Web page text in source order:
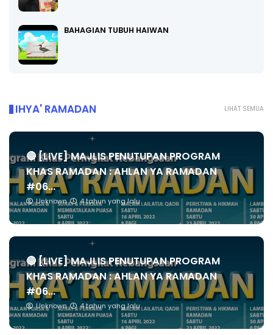
BAHAGIAN TUBUH HAIWAN
LIHAT SEMUA
IHYA' RAMADAN
🔴 [LIVE] MAJLIS PENUTUPAN PROGRAM
KHAS RAMADAN : AHLAN YA RAMADAN
#06...
Unknown 4 tahun yang lalu
🔴 [LIVE] MAJLIS PENUTUPAN PROGRAM
KHAS RAMADAN : AHLAN YA RAMADAN
#06...
Unknown 4 tahun yang lalu